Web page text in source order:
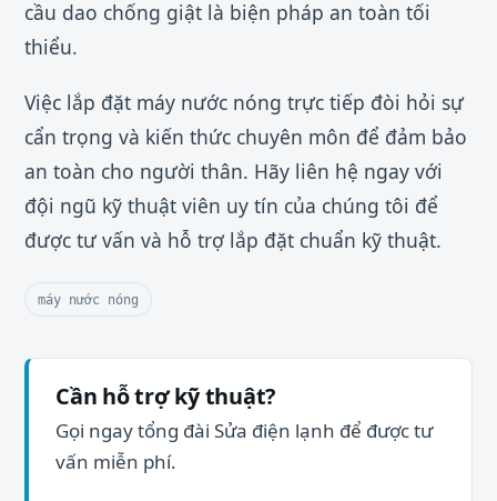
cầu dao chống giật là biện pháp an toàn tối
thiểu.
Việc lắp đặt máy nước nóng trực tiếp đòi hỏi sự
cẩn trọng và kiến thức chuyên môn để đảm bảo
an toàn cho người thân. Hãy liên hệ ngay với
đội ngũ kỹ thuật viên uy tín của chúng tôi để
được tư vấn và hỗ trợ lắp đặt chuẩn kỹ thuật.
máy nước nóng
Cần hỗ trợ kỹ thuật?
Gọi ngay tổng đài Sửa điện lạnh để được tư
vấn miễn phí.